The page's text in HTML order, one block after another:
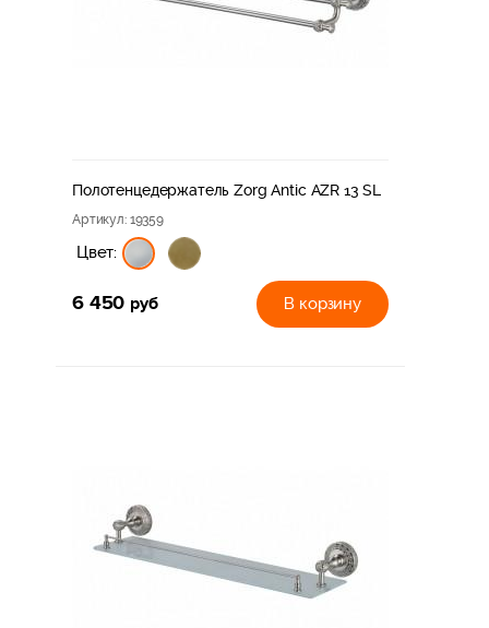
Полотенцедержатель Zorg Antic AZR 13 SL
Артикул: 19359
Цвет:
6 450 руб В корзину